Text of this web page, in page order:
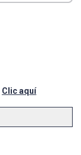
Clic aquí